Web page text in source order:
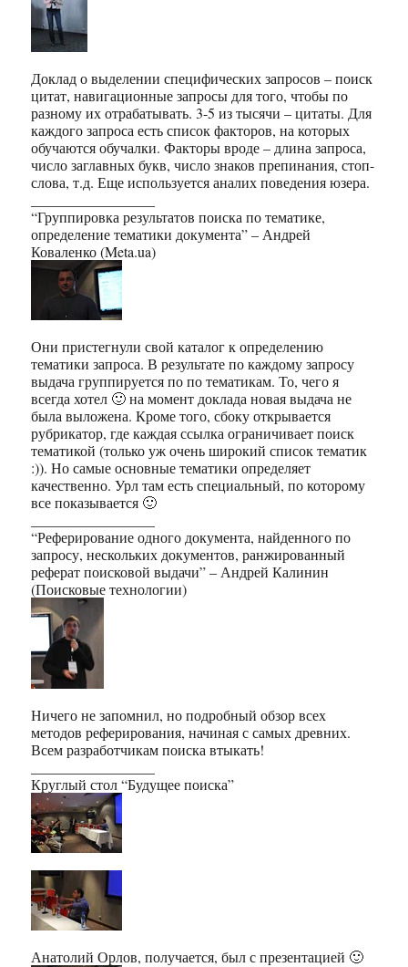
Доклад о выделении специфических запросов – поиск
цитат, навигационные запросы для того, чтобы по
разному их отрабатывать. 3-5 из тысячи – цитаты. Для
каждого запроса есть список факторов, на которых
обучаются обучалки. Факторы вроде – длина запроса,
число заглавных букв, число знаков препинания, стоп-
слова, т.д. Еще используется аналих поведения юзера.
“Группировка результатов поиска по тематике,
определение тематики документа” – Андрей
Коваленко (Meta.ua)
Они пристегнули свой каталог к определению
тематики запроса. В результате по каждому запросу
выдача группируется по по тематикам. То, чего я
всегда хотел 🙂 на момент доклада новая выдача не
была выложена. Кроме того, сбоку открывается
рубрикатор, где каждая ссылка ограничивает поиск
тематикой (только уж очень широкий список тематик
:)). Но самые основные тематики определяет
качественно. Урл там есть специальный, по которому
все показывается 🙂
“Реферирование одного документа, найденного по
запросу, нескольких документов, ранжированный
реферат поисковой выдачи” – Андрей Калинин
(Поисковые технологии)
Ничего не запомнил, но подробный обзор всех
методов реферирования, начиная с самых древних.
Всем разработчикам поиска втыкать!
Круглый стол “Будущее поиска”
Анатолий Орлов, получается, был с презентацией 🙂